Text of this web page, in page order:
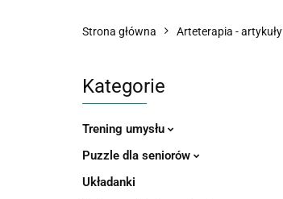
Strona główna Arteterapia -
Kategorie
Trening umysłu
Puzzle dla seniorów
Układanki